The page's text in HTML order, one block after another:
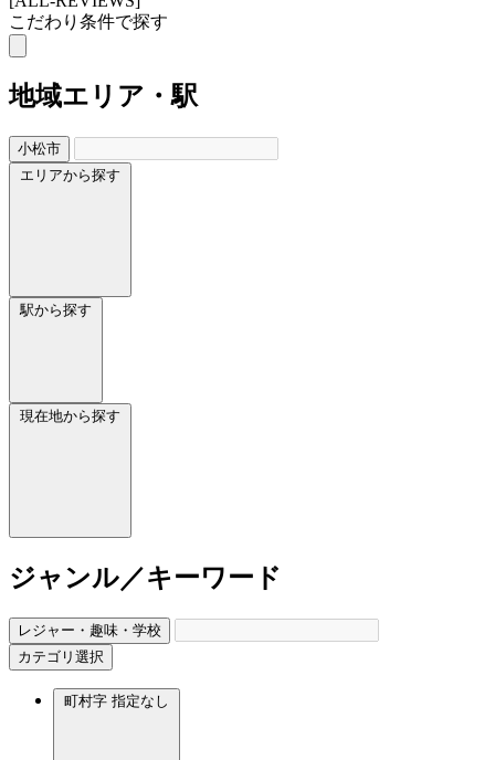
こだわり条件で探す
地域エリア・駅
小松市
エリアから探す
駅から探す
現在地から探す
ジャンル／キーワード
レジャー・趣味・学校
カテゴリ選択
町村字 指定なし